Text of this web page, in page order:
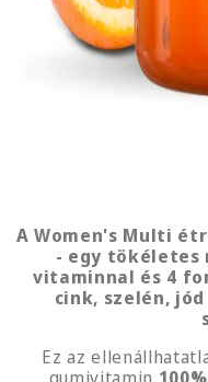
A Women's Multi
- egy
vitaminnal és 4
cink, szelén,
Ez az